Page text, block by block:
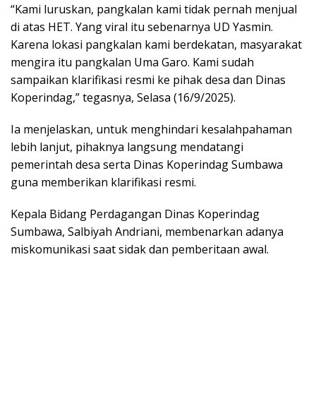
“Kami luruskan, pangkalan kami tidak pernah menjual
di atas HET. Yang viral itu sebenarnya UD Yasmin.
Karena lokasi pangkalan kami berdekatan, masyarakat
mengira itu pangkalan Uma Garo. Kami sudah
sampaikan klarifikasi resmi ke pihak desa dan Dinas
Koperindag,” tegasnya, Selasa (16/9/2025).
Ia menjelaskan, untuk menghindari kesalahpahaman
lebih lanjut, pihaknya langsung mendatangi
pemerintah desa serta Dinas Koperindag Sumbawa
guna memberikan klarifikasi resmi.
Kepala Bidang Perdagangan Dinas Koperindag
Sumbawa, Salbiyah Andriani, membenarkan adanya
miskomunikasi saat sidak dan pemberitaan awal.